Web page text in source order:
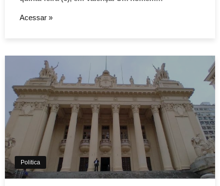
Homem é assassinado a
tiros na estrada que liga
Valença a Rio das Flores –
Informa Cidade
Um assassinato foi praticado no final da noite da
quinta-feira (6), em Valença. Um homem…
Acessar »